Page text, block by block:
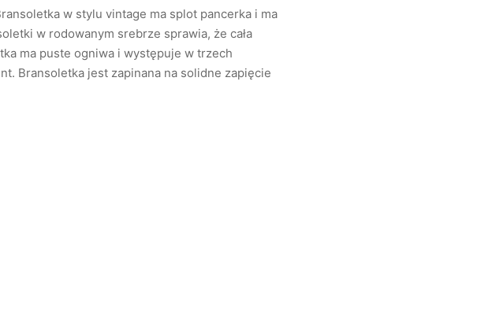
w stylu vintage ma splot pancerka i ma
w rodowanym srebrze sprawia, że cała
ma puste ogniwa i występuje w trzech
Bransoletka jest zapinana na solidne zapięcie